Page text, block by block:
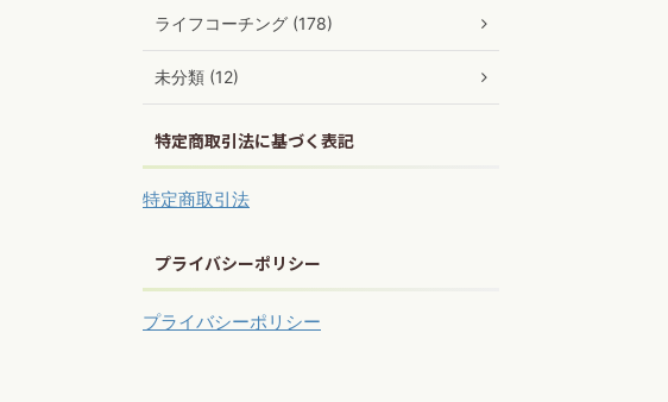
ライフコーチング (178)
未分類 (12)
特定商取引法に基づく表記
特定商取引法
プライバシーポリシー
プライバシーポリシー